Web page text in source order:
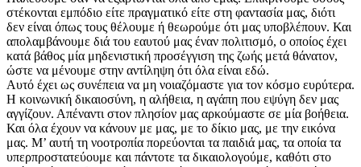
στέκονται εμπόδιο είτε πραγματικό είτε στη φαντασία μας, διότι
δεν είναι όπως τους θέλουμε ή θεωρούμε ότι μας υποβλέπουν. Και
απολαμβάνουμε διά του εαυτού μας έναν πολιτισμό, ο οποίος έχει
κατά βάθος μία μηδενιστική προσέγγιση της ζωής μετά θάνατον,
ώστε να μένουμε στην αντίληψη ότι όλα είναι εδώ.
Αυτό έχει ως συνέπεια να μη νοιαζόμαστε για τον κόσμο ευρύτερα.
Η κοινωνική δικαιοσύνη, η αλήθεια, η αγάπη που εψύγη δεν μας
αγγίζουν. Απέναντι στον πλησίον μας αρκούμαστε σε μία βοήθεια.
Και όλα έχουν να κάνουν με μας, με το δίκιο μας, με την εικόνα
μας. Μ’ αυτή τη νοοτροπία πορεύονται τα παιδιά μας, τα οποία τα
υπερπροστατεύουμε και πάντοτε τα δικαιολογούμε, καθότι στο